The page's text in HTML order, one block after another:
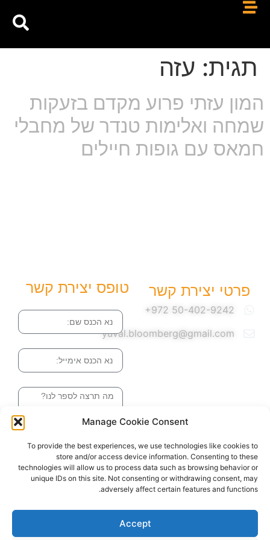
Manage Cookie Consent
To provide the best experiences, we use technologies like cookies to
store and/or access device information. Consenting to these
technologies will allow us to process data such as browsing behavior or
unique IDs on this site. Not consenting or withdrawing consent, may
adversely affect certain features and functions.
Accept
תגית: עזה
המון עזתי פרוע מקדם בזעקות
שמחה ואלימות טנדר של מחבלי
חמאס עם גופות חיילים
פרטי יצירת קשר
yuval.bloomberg@gmail.com
טופס יצירת קשר
שליחה והטופס
בדרך אלינו
האתר עוצב ונבנה ע"י סטודיו מומנטום